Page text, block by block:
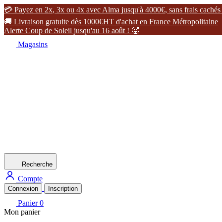
 Payez en 2x, 3x ou 4x avec Alma jusqu'à 4000€, sans frais cachés
 Livraison gratuite dès 1000€HT d'achat en France Métropolitaine
Alerte Coup de Soleil jusqu'au 16 août ! 
Magasins
Recherche
Compte
Connexion Inscription
Panier 0
Mon panier